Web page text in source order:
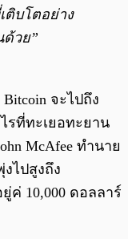
ติบโตอย่าง
ด้วย”
จะไปถึง
รที่ทะเยอทะยาน
McAfee ทำนาย
งไปสูงถึง
ค่ 10,000 ดอลลาร์